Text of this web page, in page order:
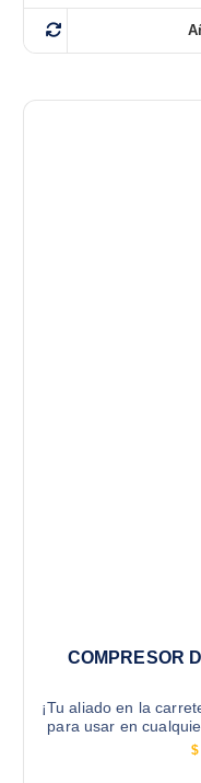
COMPRESOR
¡Tu aliado en la
para usar en
$